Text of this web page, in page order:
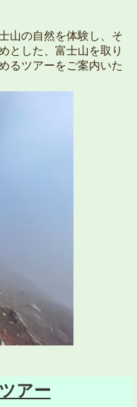
山の自然を体験し、そ
とした、富士山を取り
るツアーをご案内いた
アー